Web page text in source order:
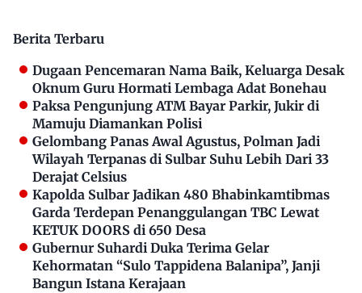
Berita Terbaru
Dugaan Pencemaran Nama Baik, Keluarga Desak
Oknum Guru Hormati Lembaga Adat Bonehau
Paksa Pengunjung ATM Bayar Parkir, Jukir di
Mamuju Diamankan Polisi
Gelombang Panas Awal Agustus, Polman Jadi
Wilayah Terpanas di Sulbar Suhu Lebih Dari 33
Derajat Celsius
Kapolda Sulbar Jadikan 480 Bhabinkamtibmas
Garda Terdepan Penanggulangan TBC Lewat
KETUK DOORS di 650 Desa
Gubernur Suhardi Duka Terima Gelar
Kehormatan “Sulo Tappidena Balanipa”, Janji
Bangun Istana Kerajaan